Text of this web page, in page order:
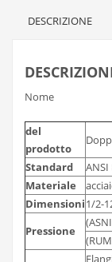
DESCRIZIONE
Nome
del
prodotto
Standard
ANSI
Materiale
Dimensioni1/2-
Pressione